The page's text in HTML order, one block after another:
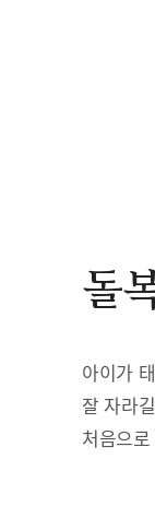
돌
아이가
잘 자라
처음으